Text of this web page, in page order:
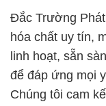
Đắc Trường
hóa chất uy tín,
linh hoạt, sẵn
để đáp ứng mọi
Chúng tôi cam